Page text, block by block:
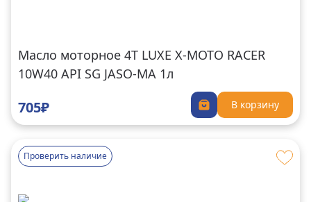
Масло моторное 4Т LUXE X-MOTO RACER
10W40 API SG JASO-MA 1л
705₽ В корзину
Проверить наличие